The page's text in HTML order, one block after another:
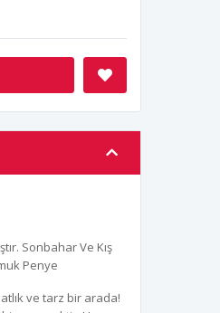
Sonbahar Ve Kış
Penye
ve tarz bir arada!